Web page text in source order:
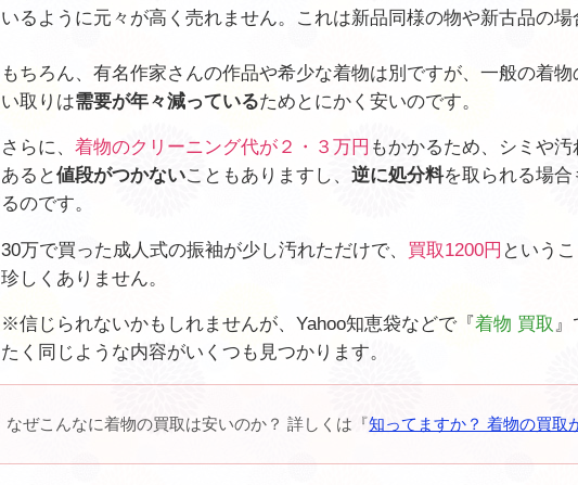
いるように元々が高く売れません。これは新品同様の物や新古品の場
もちろん、有名作家さんの作品や希少な着物は別ですが、一般の着物
い取りは需要が年々減っているためとにかく安いのです。
さらに、 着物のクリーニング代が２・３万円 もかかるため、シミや汚
あると値段がつかないこともありますし、 逆に処分料を取られる場合
るのです。
30万で買った成人式の振袖が少し汚れただけで、 買取1200円 という
珍しくありません。
※信じられないかもしれませんが、Yahoo知恵袋などで『着物 買取
たく同じような内容がいくつも見つかります。
なぜこんなに着物の買取は安いのか？ 詳しくは『知ってますか？ 着物の買取